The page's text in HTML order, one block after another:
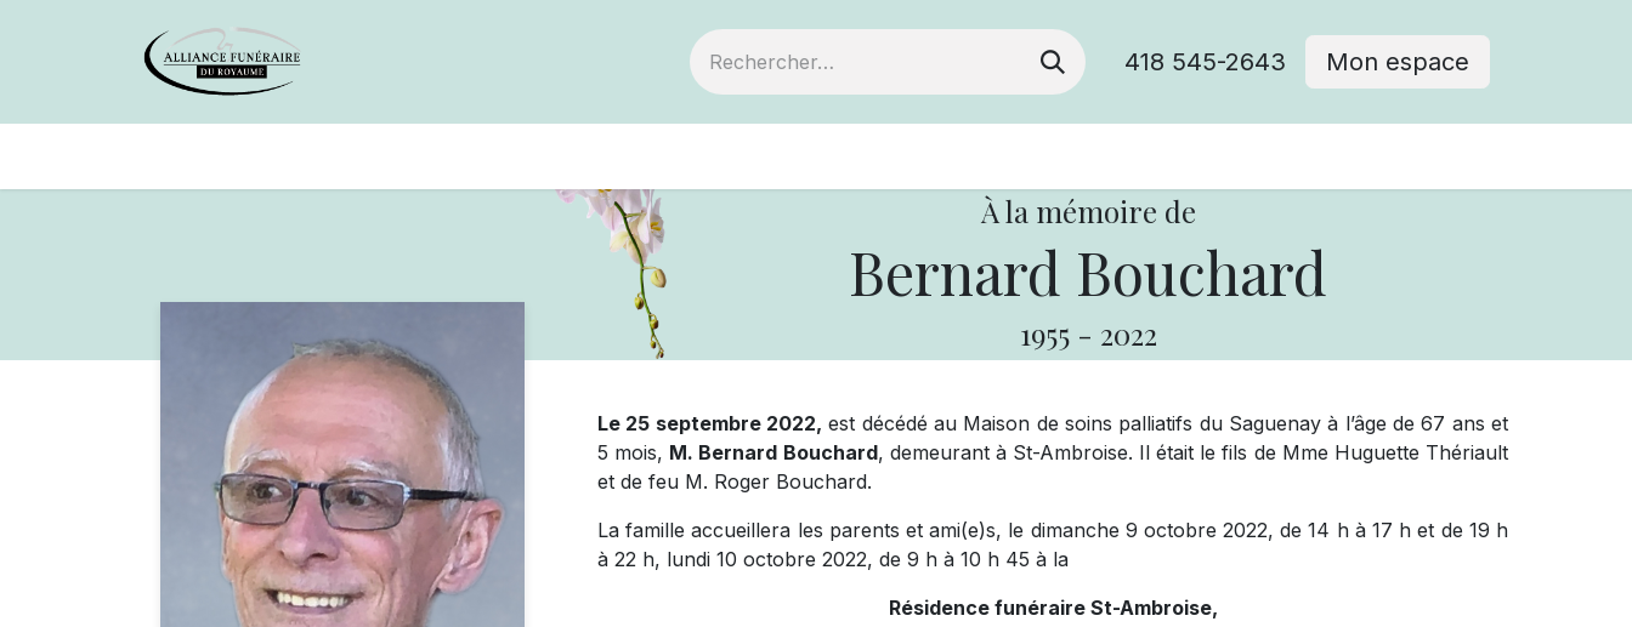
418 545-2643 Mon espace
À la mémoire de
Bernard Bouchard
1955 - 2022
Le 25 septembre 2022, est décédé au Maison de soins palliatifs du Saguenay à l’âge de 67 ans et
5 mois, M. Bernard Bouchard, demeurant à St-Ambroise. Il était le fils de Mme Huguette Thériault
et de feu M. Roger Bouchard.
La famille accueillera les parents et ami(e)s, le dimanche 9 octobre 2022, de 14 h à 17 h et de 19 h
à 22 h, lundi 10 octobre 2022, de 9 h à 10 h 45 à la
Résidence funéraire St-Ambroise,